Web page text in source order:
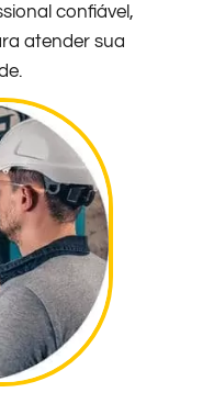
confiável,
atender sua